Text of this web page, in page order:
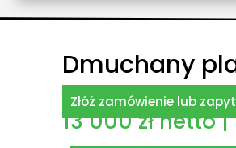
Dmuchany
Złóż zamówienie lub
13 000złnetto |